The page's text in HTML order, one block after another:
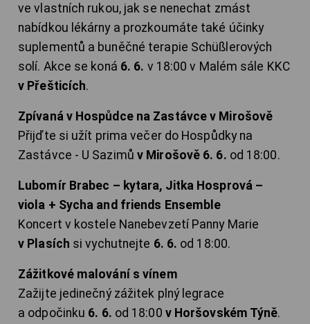
ve vlastních rukou, jak se nenechat zmást
nabídkou lékárny a prozkoumáte také účinky
suplementů a buněčné terapie Schüßlerových
solí. Akce se koná 6. 6. v 18:00 v Malém sále KKC
v Přešticích.
Zpívaná v Hospůdce na Zastávce v Mirošově
Přijďte si užít prima večer do Hospůdky na
Zastávce - U Sazimův Mirošově 6. 6. od 18:00.
Lubomír Brabec – kytara, Jitka Hosprová –
viola + Sycha and friends Ensemble
Koncert v kostele Nanebevzetí Panny Marie
v Plasích si vychutnejte 6. 6. od 18:00.
Zážitkové malování s vínem
Zažijte jedinečný zážitek plný legrace
a odpočinku 6. 6. od 18:00 v Horšovském Týně.